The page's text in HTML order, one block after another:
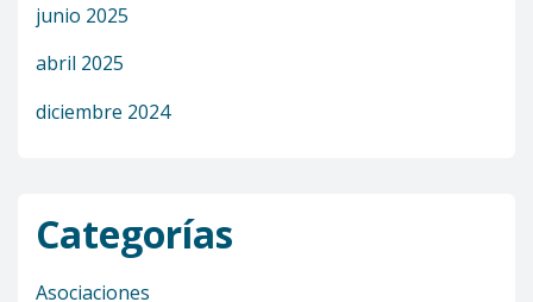
junio 2025
abril 2025
diciembre 2024
Categorías
Asociaciones